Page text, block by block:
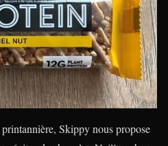
Skippy nous propose